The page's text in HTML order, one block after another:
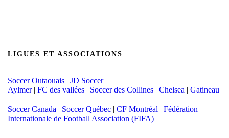
LIGUES ET ASSOCIATIONS
Soccer Outaouais | JD Soccer
Aylmer| FC des vallées | Soccer des Collines | Chelsea | Gatineau
Soccer Canada | Soccer Québec | CF Montréal | Fédération
Internationale de Football Association (FIFA)